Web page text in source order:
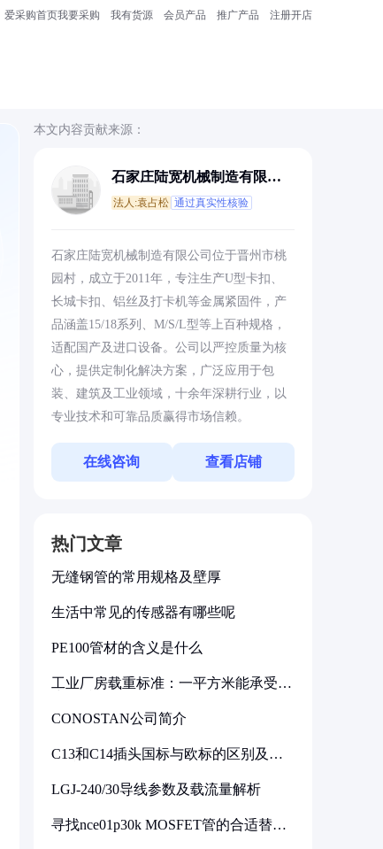
爱采购首页我要采购 我有货源 会员产品 推广产品 注册开店
本文内容贡献来源：
石家庄陆宽机械制造有限公
法人:袁占松 通过真实性核验
石家庄陆宽机械制造有限公司位于晋州市桃
园村，成立于2011年，专注生产U型卡扣、
长城卡扣、铝丝及打卡机等金属紧固件，产
品涵盖15/18系列、M/S/L型等上百种规格，
适配国产及进口设备。公司以严控质量为核
心，提供定制化解决方案，广泛应用于包
装、建筑及工业领域，十余年深耕行业，以
专业技术和可靠品质赢得市场信赖。
在线咨询 查看店铺
热门文章
无缝钢管的常用规格及壁厚
生活中常见的传感器有哪些呢
PE100管材的含义是什么
工业厂房载重标准：一平方米能承受多
CONOSTAN公司简介
C13和C14插头国标与欧标的区别及其
LGJ-240/30导线参数及载流量解析
寻找nce01p30k MOSFET管的合适替代